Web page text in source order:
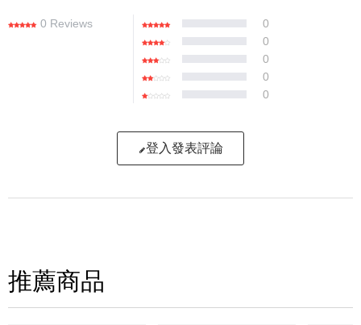
0 Reviews
0
0
0
0
0
登入發表評論
推薦商品